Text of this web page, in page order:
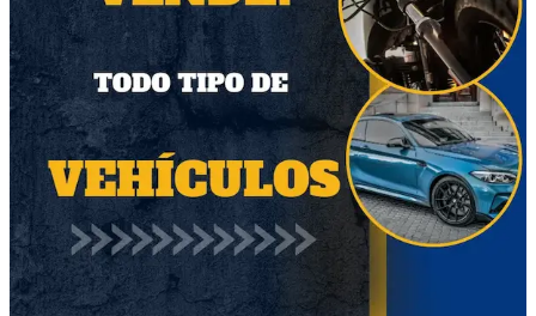
Fiddler
$6500
Región Metropolitana
Producto Nuevo
$8000
Región Metropolitana
Producto Nuevo
45 39